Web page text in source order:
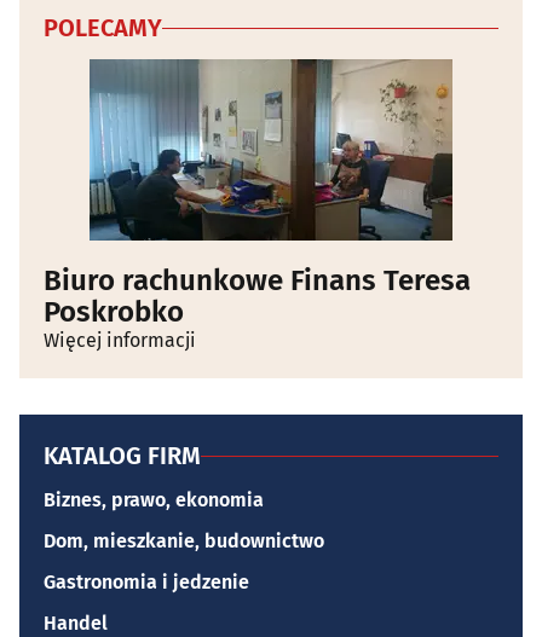
POLECAMY
Biuro rachunkowe Finans Teresa
Poskrobko
Więcej informacji
KATALOG FIRM
Biznes, prawo, ekonomia
Dom, mieszkanie, budownictwo
Gastronomia i jedzenie
Handel